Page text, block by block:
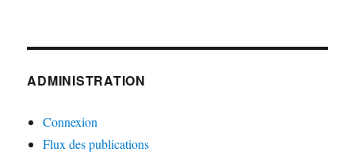
ADMINISTRATION
Connexion
Flux des publications